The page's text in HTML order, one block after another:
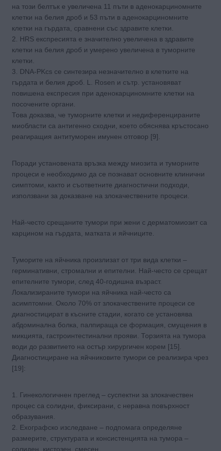
на този белтък е увеличена 11 пъти в аденокарциномните
клетки на белия дроб и 53 пъти в аденокарциномните
клетки на гърдата, сравнени със здравите клетки.
2. HRS експресията е значително увеличена в здравите
клетки на белия дроб и умерено увеличена в туморните
клетки.
3. DNA-PKcs се синтезира незначително в клетките на
гърдата и белия дроб. L. Rosen и сътр. установяват
повишена експресия при аденокарциномните клетки на
посочените органи.
Това доказва, че туморните клетки и недиференцираните
миобласти са антигенно сходни, което обяснява кръстосано
реагиращия антитуморен имунен отговор [9].
Поради установената връзка между миозита и туморните
процеси е необходимо да се познават основните клинични
симптоми, както и съответните диагностични подходи,
използвани за доказване на злокачествените процеси.
Най-често срещаните тумори при жени с дерматомиозит са
карцином на гърдата, матката и яйчниците.
Туморите на яйчника произлизат от три вида клетки –
герминативни, стромални и епителни. Най-често се срещат
епителните тумори, след 40-годишна възраст.
Локализираните тумори на яйчника най-често са
асимптомни. Около 70% от злокачествените процеси се
диагностицират в късните стадии, когато се установява
абдоминална болка, палпираща се формация, смущения в
микцията, гастроинтестинални прояви. Торзията на тумора
води до развитието на остър хирургичен корем [15].
Диагностициране на яйчниковите тумори се реализира чрез
[19]:
1. Гинекологичнен преглед – суспектни за злокачествен
процес са солидни, фиксирани, с неравна повърхност
образувания.
2. Ехографско изследване – подпомага определяне
размерите, структурата и консистенцията на тумора –
солиден, кистозен, смесен.